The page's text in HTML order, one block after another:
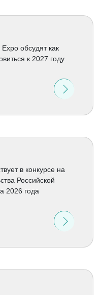
обсудят как
к 2027 году
в конкурсе на
Российской
2026 года